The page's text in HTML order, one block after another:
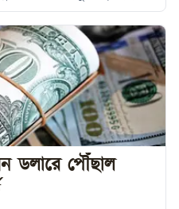
৬৬৪ গ্রাম) স্বর্ণের
২ লাখ ২৪ হাজার
সকালে
বিষয়ক স্থায়ী
হয়। পরে এক
ডলারে পৌঁছাল